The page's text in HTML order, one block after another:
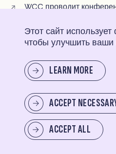
WCC проводит
"Городской саммит:
повестки дня".
WCC поддерживает
женщин, осужденных за
удара своим обидчикам,
разрешение жертвам
рабочем месте подавать
халатность их
нападению
Этот сайт
чтобы улучшить ваши
LEARN MORE
ACCEPT
ACCEPT ALL